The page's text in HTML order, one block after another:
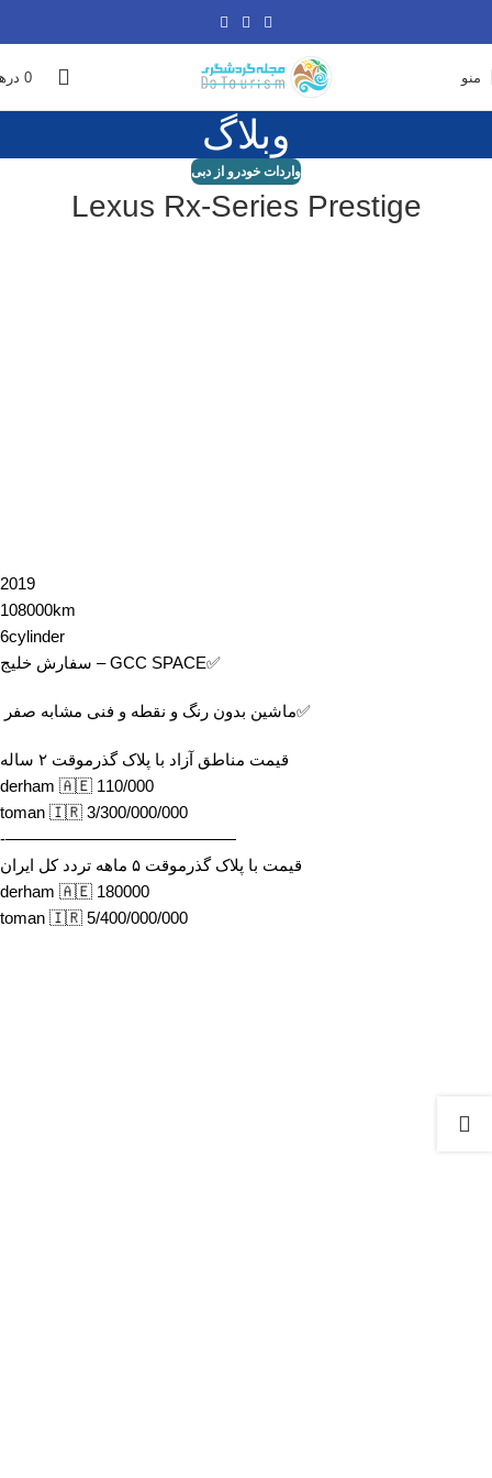
منو 0
وبلاگ
واردات خودرو از دبی
Lexus Rx-Series Prestige
2019
108000km
6cylinder
✅GCC SPACE – سفارش خلیج
✅ماشین بدون رنگ و نقطه و فنی مشابه صفر
قیمت مناطق آزاد با پلاک گذرموقت ٢ ساله
110/000 derham 🇦🇪
3/300/000/000 toman 🇮🇷
——————————————-
قیمت با پلاک گذرموقت ۵ ماهه تردد کل ایران
180000 derham 🇦🇪
5/400/000/000 toman 🇮🇷